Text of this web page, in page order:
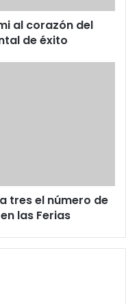
al corazón del
de éxito
tres el número de
las Ferias